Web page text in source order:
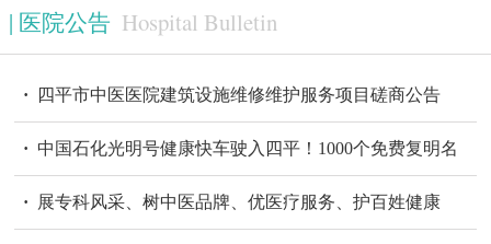
| 医院公告 Hospital Bulletin
· 四平市中医医院建筑设施维修维护服务项目磋商公告
· 中国石化光明号健康快车驶入四平！1000个免费复明名
额，点亮“睛”彩人生
· 展专科风采、树中医品牌、优医疗服务、护百姓健康